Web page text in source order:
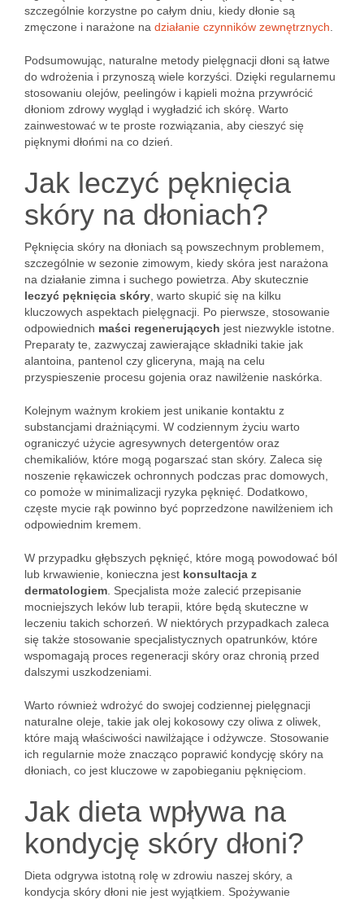
szczególnie korzystne po całym dniu, kiedy dłonie są
zmęczone i narażone na działanie czynników zewnętrznych
Podsumowując, naturalne metody pielęgnacji dłoni są łatwe
do wdrożenia i przynoszą wiele korzyści. Dzięki regularnemu
stosowaniu olejów, peelingów i kąpieli można przywrócić
dłoniom zdrowy wygląd i wygładzić ich skórę. Warto
zainwestować w te proste rozwiązania, aby cieszyć się
pięknymi dłońmi na co dzień.
Jak leczyć pęknięcia
skóry na dłoniach?
Pęknięcia skóry na dłoniach są powszechnym problemem,
szczególnie w sezonie zimowym, kiedy skóra jest narażona
na działanie zimna i suchego powietrza. Aby skutecznie
leczyć pęknięcia skóry , warto skupić się na kilku
kluczowych aspektach pielęgnacji. Po pierwsze, stosowanie
odpowiednich maści regenerujących jest niezwykle istotne.
Preparaty te, zazwyczaj zawierające składniki takie jak
alantoina, pantenol czy gliceryna, mają na celu
przyspieszenie procesu gojenia oraz nawilżenie naskórka.
Kolejnym ważnym krokiem jest unikanie kontaktu z
substancjami drażniącymi. W codziennym życiu warto
ograniczyć użycie agresywnych detergentów oraz
chemikaliów, które mogą pogarszać stan skóry. Zaleca się
noszenie rękawiczek ochronnych podczas prac domowych,
co pomoże w minimalizacji ryzyka pęknięć. Dodatkowo,
częste mycie rąk powinno być poprzedzone nawilżeniem ich
odpowiednim kremem.
W przypadku głębszych pęknięć, które mogą powodować ból
lub krwawienie, konieczna jest konsultacja z
dermatologiem . Specjalista może zalecić przepisanie
mocniejszych leków lub terapii, które będą skuteczne w
leczeniu takich schorzeń. W niektórych przypadkach zaleca
się także stosowanie specjalistycznych opatrunków, które
wspomagają proces regeneracji skóry oraz chronią przed
dalszymi uszkodzeniami.
Warto również wdrożyć do swojej codziennej pielęgnacji
naturalne oleje, takie jak olej kokosowy czy oliwa z oliwek,
które mają właściwości nawilżające i odżywcze. Stosowanie
ich regularnie może znacząco poprawić kondycję skóry na
dłoniach, co jest kluczowe w zapobieganiu pęknięciom.
Jak dieta wpływa na
kondycję skóry dłoni?
Dieta odgrywa istotną rolę w zdrowiu naszej skóry, a
kondycja skóry dłoni nie jest wyjątkiem. Spożywanie